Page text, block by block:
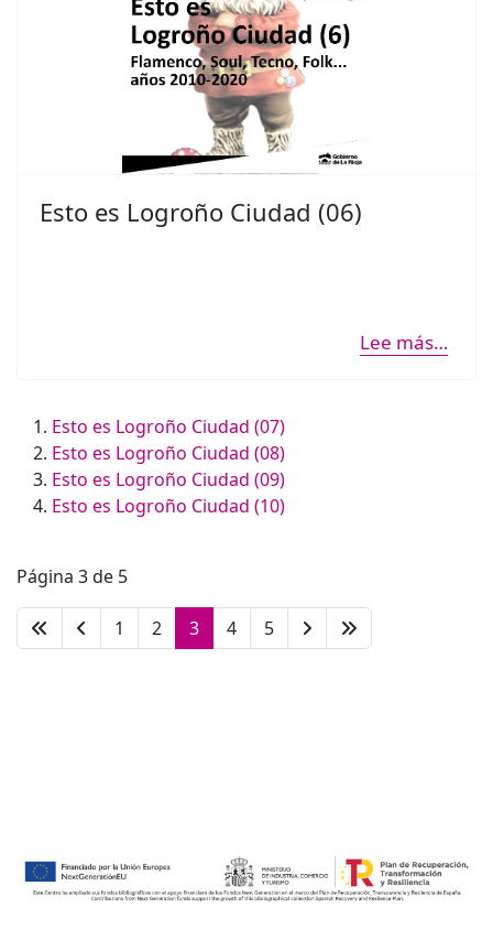
Esto es Logroño Ciudad (06)
Lee más…
Esto es Logroño Ciudad (07)
Esto es Logroño Ciudad (08)
Esto es Logroño Ciudad (09)
Esto es Logroño Ciudad (10)
Página 3 de 5
1 2 3 4 5